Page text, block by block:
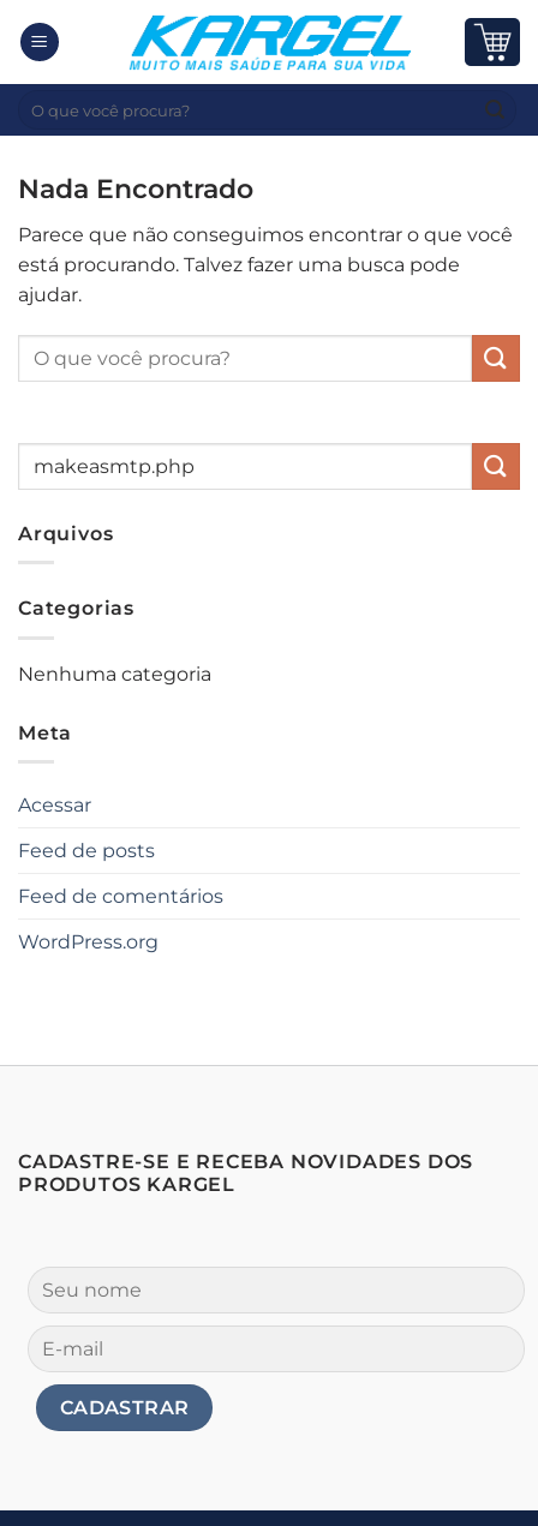
Nada Encontrado
Parece que não conseguimos encontrar o que você
está procurando. Talvez fazer uma busca pode
ajudar.
Arquivos
Categorias
Nenhuma categoria
Meta
Acessar
Feed de posts
Feed de comentários
WordPress.org
CADASTRE-SE E RECEBA NOVIDADES DOS
PRODUTOS KARGEL